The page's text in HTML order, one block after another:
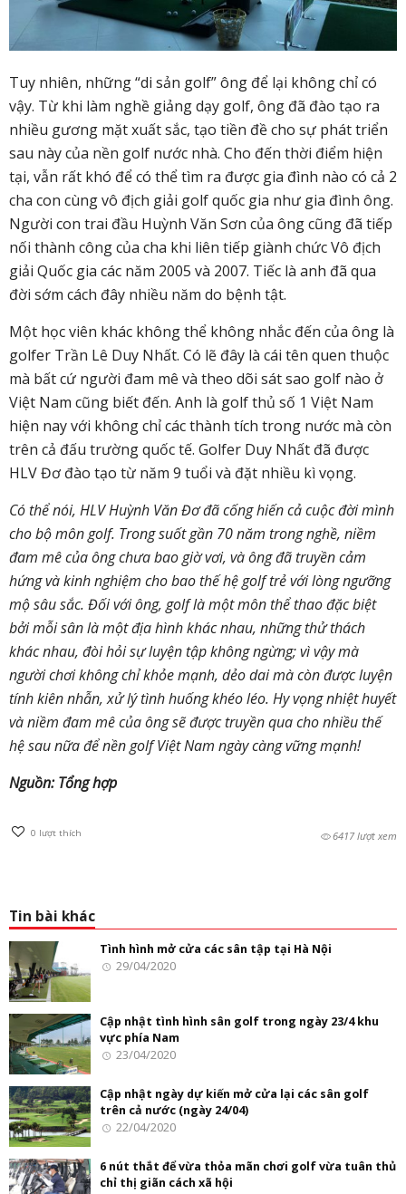
Tuy nhiên, những “di sản golf” ông để lại không chỉ có
vậy. Từ khi làm nghề giảng dạy golf, ông đã đào tạo ra
nhiều gương mặt xuất sắc, tạo tiền đề cho sự phát triển
sau này của nền golf nước nhà. Cho đến thời điểm hiện
tại, vẫn rất khó để có thể tìm ra được gia đình nào có cả 2
cha con cùng vô địch giải golf quốc gia như gia đình ông.
Người con trai đầu Huỳnh Văn Sơn của ông cũng đã tiếp
nối thành công của cha khi liên tiếp giành chức Vô địch
giải Quốc gia các năm 2005 và 2007. Tiếc là anh đã qua
đời sớm cách đây nhiều năm do bệnh tật.
Một học viên khác không thể không nhắc đến của ông là
golfer Trần Lê Duy Nhất. Có lẽ đây là cái tên quen thuộc
mà bất cứ người đam mê và theo dõi sát sao golf nào ở
Việt Nam cũng biết đến. Anh là golf thủ số 1 Việt Nam
hiện nay với không chỉ các thành tích trong nước mà còn
trên cả đấu trường quốc tế. Golfer Duy Nhất đã được
HLV Đơ đào tạo từ năm 9 tuổi và đặt nhiều kì vọng.
Có thể nói, HLV Huỳnh Văn Đơ đã cống hiến cả cuộc đời mình
cho bộ môn golf. Trong suốt gần 70 năm trong nghề, niềm
đam mê của ông chưa bao giờ vơi, và ông đã truyền cảm
hứng và kinh nghiệm cho bao thế hệ golf trẻ với lòng ngưỡng
mộ sâu sắc. Đối với ông, golf là một môn thể thao đặc biệt
bởi mỗi sân là một địa hình khác nhau, những thử thách
khác nhau, đòi hỏi sự luyện tập không ngừng; vì vậy mà
người chơi không chỉ khỏe mạnh, dẻo dai mà còn được luyện
tính kiên nhẫn, xử lý tình huống khéo léo. Hy vọng nhiệt huyết
và niềm đam mê của ông sẽ được truyền qua cho nhiều thế
hệ sau nữa để nền golf Việt Nam ngày càng vững mạnh!
Nguồn: Tổng hợp
0 lượt thích 6417 lượt xem
Tin bài khác
Tình hình mở cửa các sân tập tại Hà Nội
29/04/2020
Cập nhật tình hình sân golf trong ngày 23/4 khu
vực phía Nam
23/04/2020
Cập nhật ngày dự kiến mở cửa lại các sân golf
trên cả nước (ngày 24/04)
22/04/2020
6 nút thắt để vừa thỏa mãn chơi golf vừa tuân thủ
chỉ thị giãn cách xã hội